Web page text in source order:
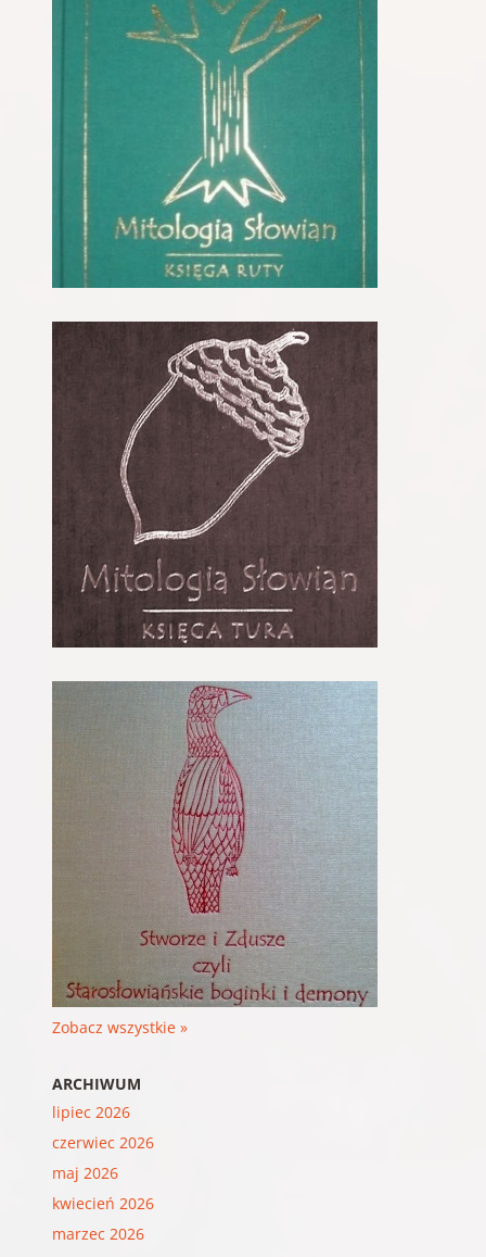
Zobacz wszystkie »
ARCHIWUM
lipiec 2026
czerwiec 2026
maj 2026
kwiecień 2026
marzec 2026